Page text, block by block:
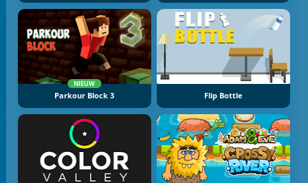
NIEUW
Parkour Block 3 Flip Bottle